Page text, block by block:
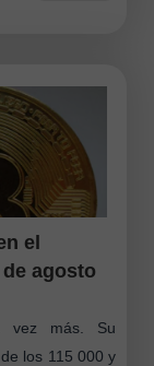
el
agosto
vez más. Su
los 115 000 y